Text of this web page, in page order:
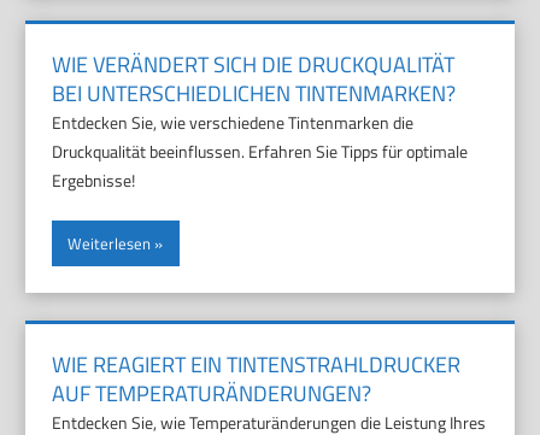
WIE VERÄNDERT SICH DIE DRUCKQUALITÄT
BEI UNTERSCHIEDLICHEN TINTENMARKEN?
Entdecken Sie, wie verschiedene Tintenmarken die
Druckqualität beeinflussen. Erfahren Sie Tipps für optimale
Ergebnisse!
Weiterlesen
WIE REAGIERT EIN TINTENSTRAHLDRUCKER
AUF TEMPERATURÄNDERUNGEN?
Entdecken Sie, wie Temperaturänderungen die Leistung Ihres